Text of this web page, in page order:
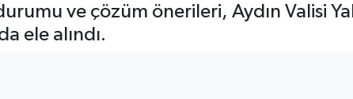
ve çözüm önerileri, Aydın Valisi
ele alındı.